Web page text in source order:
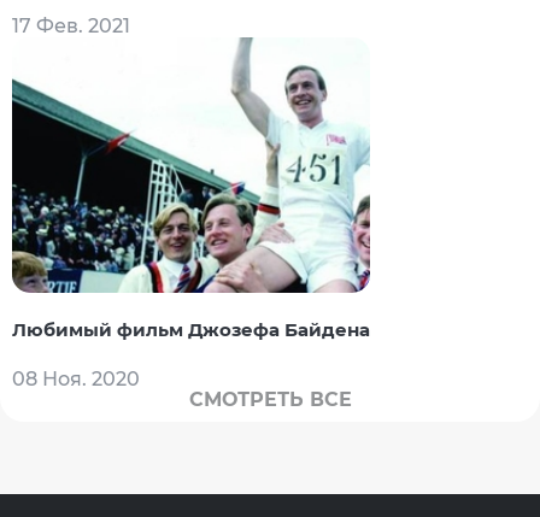
17 Фев. 2021
Любимый фильм Джозефа Байдена
08 Ноя. 2020
СМОТРЕТЬ ВСЕ